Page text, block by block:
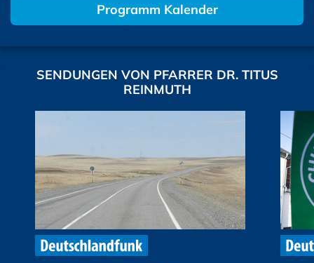
Programm Kalender
SENDUNGEN VON PFARRER DR. TITUS
REINMUTH